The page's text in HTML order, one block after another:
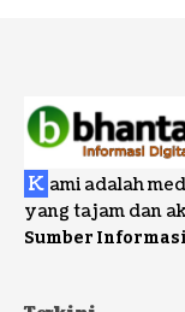
K ami adalah
yang tajam dan
Sumber